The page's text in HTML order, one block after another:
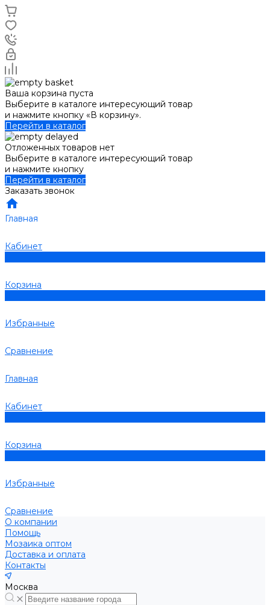
Ваша корзина пуста
Выберите в каталоге интересующий товар
и нажмите кнопку «В корзину».
Перейти в каталог
Отложенных товаров нет
Выберите в каталоге интересующий товар
и нажмите кнопку
Перейти в каталог
Заказать звонок
Главная
Кабинет
Корзина
Избранные
Сравнение
Главная
Кабинет
Корзина
Избранные
Сравнение
О компании
Помощь
Мозаика оптом
Доставка и оплата
Контакты
Москва